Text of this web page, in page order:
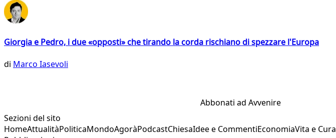
Giorgia e Pedro, i due «opposti» che tirando la corda rischiano di spezzare l'Europa
di Marco Iasevoli
Abbonati ad Avvenire
Sezioni del sito
HomeAttualitàPoliticaMondoAgoràPodcastChiesaIdee e CommentiEconomiaVita e Cura